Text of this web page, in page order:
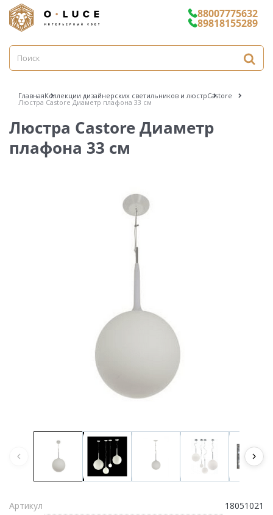
88007775632
89818155289
ГлавнаяКоллекции дизайнерских светильников и люстрCastore
Люстра Castore Диаметр плафона 33 см
Люстра Castore Диаметр
плафона 33 см
Артикул 18051021